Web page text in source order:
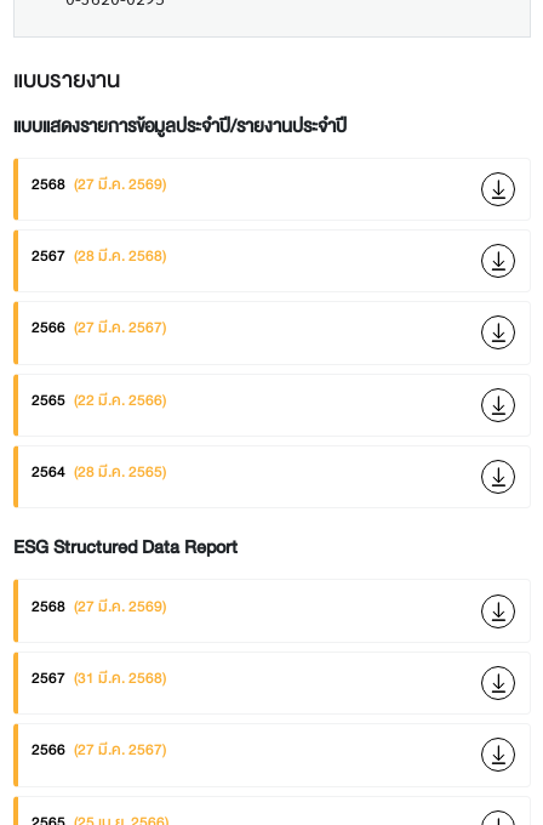
แบบรายงาน
แบบแสดงรายการข้อมูลประจำปี/รายงานประจำปี
2568 (27 มี.ค. 2569)
2567 (28 มี.ค. 2568)
2566 (27 มี.ค. 2567)
2565 (22 มี.ค. 2566)
2564 (28 มี.ค. 2565)
ESG Structured Data Report
2568 (27 มี.ค. 2569)
2567 (31 มี.ค. 2568)
2566 (27 มี.ค. 2567)